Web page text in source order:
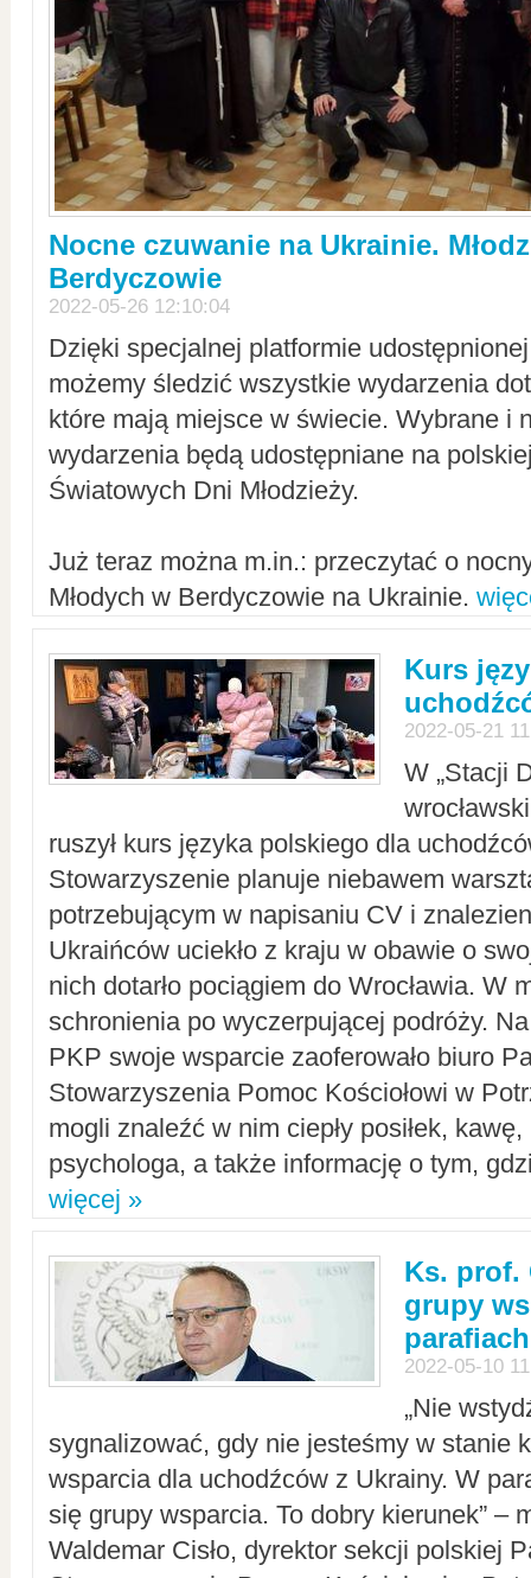
Nocne czuwanie na Ukrainie.
Berdyczowie
2022-05-26 12:10:04
Dzięki specjalnej platformie
możemy śledzić wszystkie wydarzenia
które mają miejsce w świecie. Wybrane i
wydarzenia będą udostępniane na
Światowych Dni Młodzieży.
Już teraz można m.in.: przeczytać o
Młodych w Berdyczowie na Ukrainie.
Kurs
2022-05-21
W „Stacji
ruszył kurs języka polskiego dla
Stowarzyszenie planuje niebawem
potrzebującym w napisaniu CV i
Ukraińców uciekło z kraju w obawie o
nich dotarło pociągiem do Wrocławia. W
schronienia po wyczerpującej podróży.
PKP swoje wsparcie zaoferowało biuro
Stowarzyszenia Pomoc Kościołowi w
mogli znaleźć w nim ciepły posiłek,
psychologa, a także informację o tym,
więcej »
Ks. prof.
grupy
parafiach
2022-05-10
„Nie
sygnalizować, gdy nie jesteśmy w stanie
wsparcia dla uchodźców z Ukrainy. W
się grupy wsparcia. To dobry kierunek” –
Waldemar Cisło, dyrektor sekcji polskiej